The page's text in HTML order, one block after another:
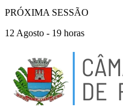
PRÓXIMA SESSÃO
12 Agosto - 19 horas